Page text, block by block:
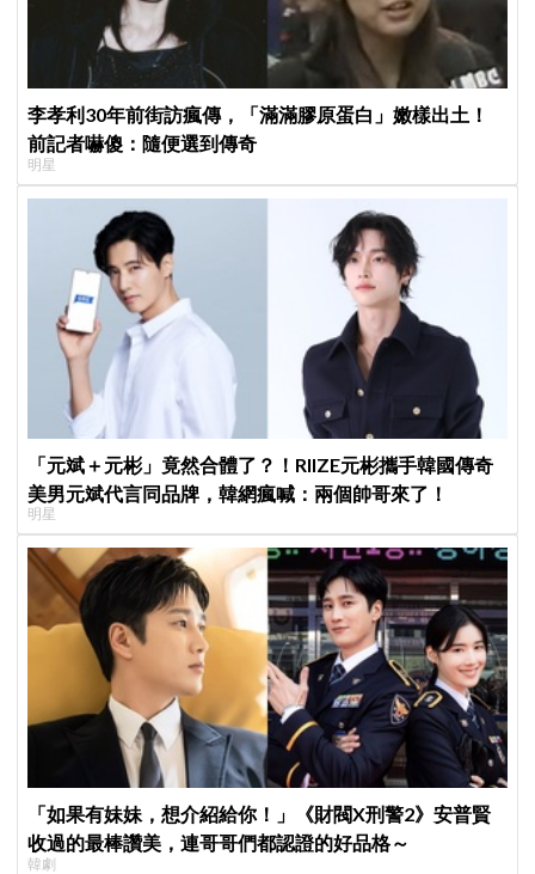
李孝利30年前街訪瘋傳，「滿滿膠原蛋白」嫩樣出土！
前記者嚇傻：隨便選到傳奇
明星
「元斌＋元彬」竟然合體了？！RIIZE元彬攜手韓國傳奇
美男元斌代言同品牌，韓網瘋喊：兩個帥哥來了！
明星
「如果有妹妹，想介紹給你！」《財閥X刑警2》安普賢
收過的最棒讚美，連哥哥們都認證的好品格～
韓劇